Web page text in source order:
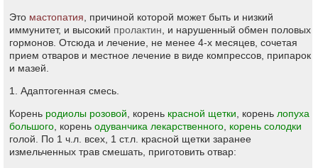
Это мастопатия , причиной которой может быть и низкий
иммунитет, и высокий пролактин , и нарушенный обмен половых
гормонов. Отсюда и лечение, не менее 4-х месяцев, сочетая
прием отваров и местное лечение в виде компрессов, припарок
и мазей.
1. Адаптогенная смесь.
Корень родиолы розовой , корень красной щетки , корень лопуха
большого , корень одуванчика лекарственного корень солодки
голой. По 1 ч.л. всех, 1 ст.л. красной щетки заранее
измельченных трав смешать, приготовить отвар: